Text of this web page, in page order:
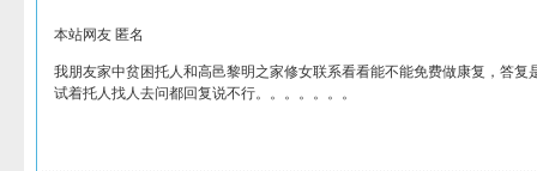
本站网友 匿名
我朋友家中贫困托人和高邑黎明之家修女联系看看能不能免费做康复，答复
试着托人找人去问都回复说不行。。。。。。。